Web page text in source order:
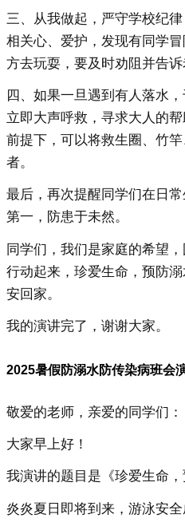
三、从我做起，严守学校纪
相关心、爱护，发现有同学
方去玩耍，要及时劝阻并告诉
四、如果一旦遇到有人落水
立即大声呼救，寻求大人的
前提下，可以将救生圈、竹
者。
最后，再次提醒同学们在日
第一，防患于未然。
同学们，我们是家庭的希望
行动起来，珍爱生命，预防
安回家。
我的演讲完了，谢谢大家。
2025暑假防溺水防传染病班会
敬爱的老师，亲爱的同学们：
大家早上好！
我演讲的题目是《珍爱生命，
炎炎夏日即将到来，游泳安